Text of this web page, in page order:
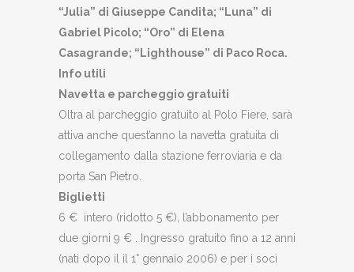
“Julia” di Giuseppe Candita; “Luna” di
Gabriel Picolo; “Oro” di Elena
Casagrande; “Lighthouse” di Paco Roca.
Info utili
Navetta e parcheggio gratuiti
Oltra al parcheggio gratuito al Polo Fiere, sarà
attiva anche quest’anno la navetta gratuita di
collegamento dalla stazione ferroviaria e da
porta San Pietro.
Biglietti
6 € intero (ridotto 5 €), l’abbonamento per
due giorni 9 € . Ingresso gratuito fino a 12 anni
(nati dopo il il 1° gennaio 2006) e per i soci